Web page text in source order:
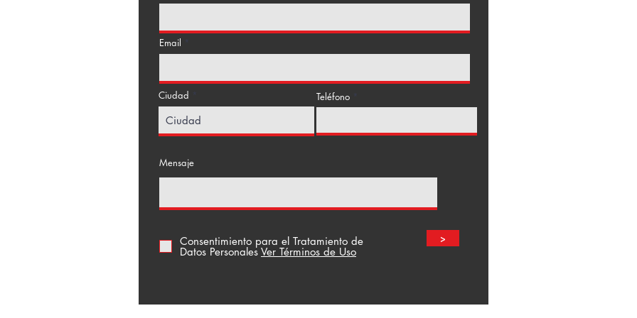
Email
Ciudad Teléfono
Mensaje
Consentimiento para el Tratamiento de
Datos Personales Ver Términos de Uso
>